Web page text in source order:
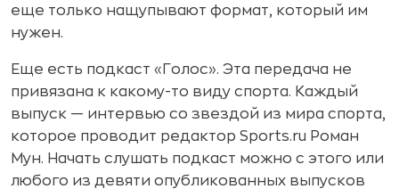
еще только нащупывают формат, который им
нужен.
Еще есть подкаст «Голос». Эта передача не
привязана к какому-то виду спорта. Каждый
выпуск — интервью со звездой из мира спорта,
которое проводит редактор Sports.ru Роман
Мун. Начать слушать подкаст можно с этого или
любого из девяти опубликованных выпусков